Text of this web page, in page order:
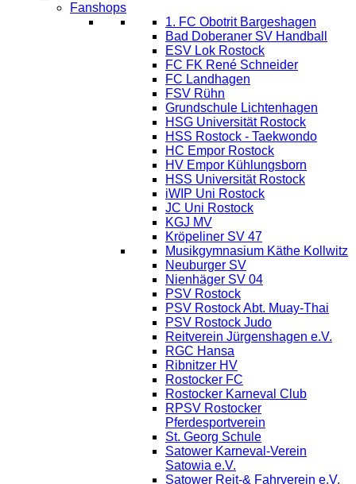
Fanshops
1. FC Obotrit Bargeshagen
Bad Doberaner SV Handball
ESV Lok Rostock
FC FK René Schneider
FC Landhagen
FSV Rühn
Grundschule Lichtenhagen
HSG Universität Rostock
HSS Rostock - Taekwondo
HC Empor Rostock
HV Empor Kühlungsborn
HSS Universität Rostock
iWIP Uni Rostock
JC Uni Rostock
KGJ MV
Kröpeliner SV 47
Musikgymnasium Käthe Kollwitz
Neuburger SV
Nienhäger SV 04
PSV Rostock
PSV Rostock Abt. Muay-Thai
PSV Rostock Judo
Reitverein Jürgenshagen e.V.
RGC Hansa
Ribnitzer HV
Rostocker FC
Rostocker Karneval Club
RPSV Rostocker
Pferdesportverein
St. Georg Schule
Satower Karneval-Verein
Satowia e.V.
Satower Reit-& Fahrverein e.V.